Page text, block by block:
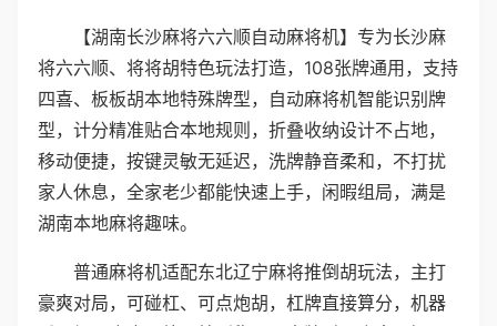
【湖南长沙麻将六六顺自动麻将机】专为长沙麻
将六六顺、将将胡特色玩法打造，108张牌通用，支持
四喜、板板胡本地特殊牌型，自动麻将机智能识别牌
型，计分精准贴合本地规则，折叠收纳设计不占地，
移动便捷，按键灵敏无延迟，洗牌静音柔和，不打扰
家人休息，全家老少都能快速上手，闲暇组局，满是
湖南本地麻将趣味。
普通麻将机适配东北辽宁麻将推倒胡玩法，主打
豪爽对局，可碰杠、可点炮胡，杠牌直接算分，机器